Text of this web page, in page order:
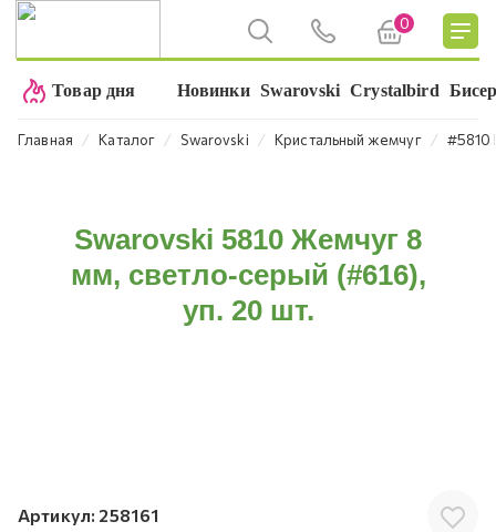
0
Товар дня Новинки Swarovski Crystalbird
Главная ⁄ Каталог ⁄ Swarovski ⁄ Кристальный жемчуг ⁄ #5810
Swarovski 5810 Жемчуг 8
мм, светло-серый (#616),
уп. 20 шт.
Артикул: 258161